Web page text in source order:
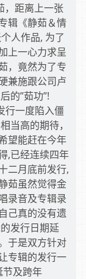
，距离上一张
辑《静茹＆情
人作品, 为了
上一心力求呈
，竟然为了专
兼施跟公司卢
的”茹功”!
一度陷入僵
当高的期待，
望能赶在今年
,已经连续四年
二月底前发行,
茹虽然觉得金
录音及专辑录
己真的没有遗
发行日期延
于是双方针对
专辑的发行一
节及跨年